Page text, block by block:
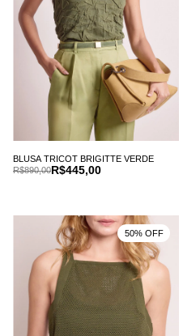
BLUSA TRICOT BRIGITTE VERDE
R$445,00
R$890,00
50% OFF